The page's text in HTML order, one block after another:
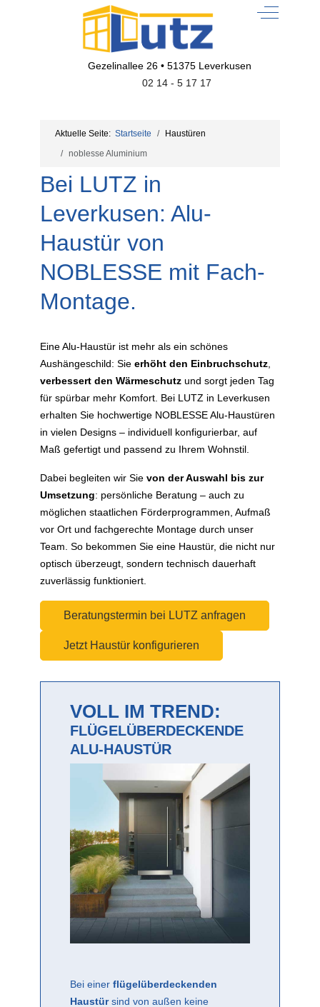
Off-
Gezelinallee 26 • 51375 Leverkusen
02 14 - 5 17 17
Aktuelle Seite: Startseite
Haustüren
noblesse Aluminium
Bei LUTZ in
Leverkusen: Alu-
Haustür von
NOBLESSE mit Fach-
Montage.
Eine Alu-Haustür ist mehr als ein schönes
Aushängeschild: Sie erhöht den Einbruchschutz,
verbessert den Wärmeschutz und sorgt jeden Tag
für spürbar mehr Komfort. Bei LUTZ in Leverkusen
erhalten Sie hochwertige NOBLESSE Alu-Haustüren
in vielen Designs – individuell konfigurierbar, auf
Maß gefertigt und passend zu Ihrem Wohnstil.
Dabei begleiten wir Sie von der Auswahl bis zur
Umsetzung: persönliche Beratung – auch zu
möglichen staatlichen Förderprogrammen, Aufmaß
vor Ort und fachgerechte Montage durch unser
Team. So bekommen Sie eine Haustür, die nicht nur
optisch überzeugt, sondern technisch dauerhaft
zuverlässig funktioniert.
Beratungstermin bei LUTZ anfragen
Jetzt Haustür konfigurieren
VOLL IM TREND:
FLÜGELÜBERDECKENDE
ALU-HAUSTÜR
Bei einer flügelüberdeckenden
Haustürsind von außen keine